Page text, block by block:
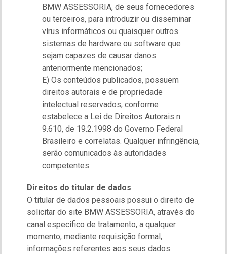
BMW ASSESSORIA, de seus fornecedores
ou terceiros, para introduzir ou disseminar
vírus informáticos ou quaisquer outros
sistemas de hardware ou software que
sejam capazes de causar danos
anteriormente mencionados;
E) Os conteúdos publicados, possuem
direitos autorais e de propriedade
intelectual reservados, conforme
estabelece a Lei de Direitos Autorais n.
9.610, de 19.2.1998 do Governo Federal
Brasileiro e correlatas. Qualquer infringência,
serão comunicados às autoridades
competentes.
Direitos do titular de dados
O titular de dados pessoais possui o direito de
solicitar do site BMW ASSESSORIA, através do
canal específico de tratamento, a qualquer
momento, mediante requisição formal,
informações referentes aos seus dados.